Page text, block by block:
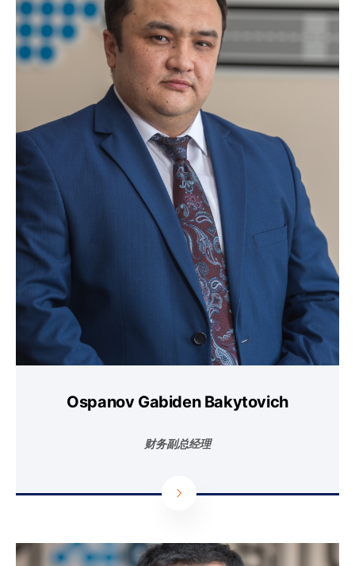
Ospanov Gabiden Bakytovich
财务副总经理